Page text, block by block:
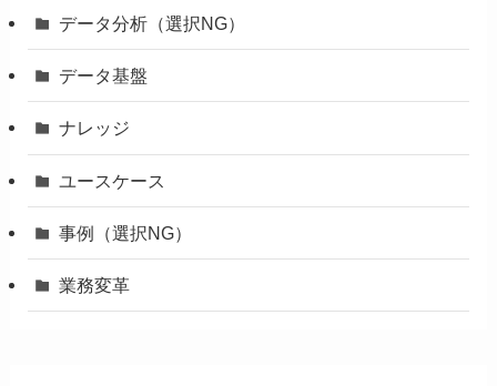
データ分析（選択NG）
データ基盤
ナレッジ
ユースケース
事例（選択NG）
業務変革